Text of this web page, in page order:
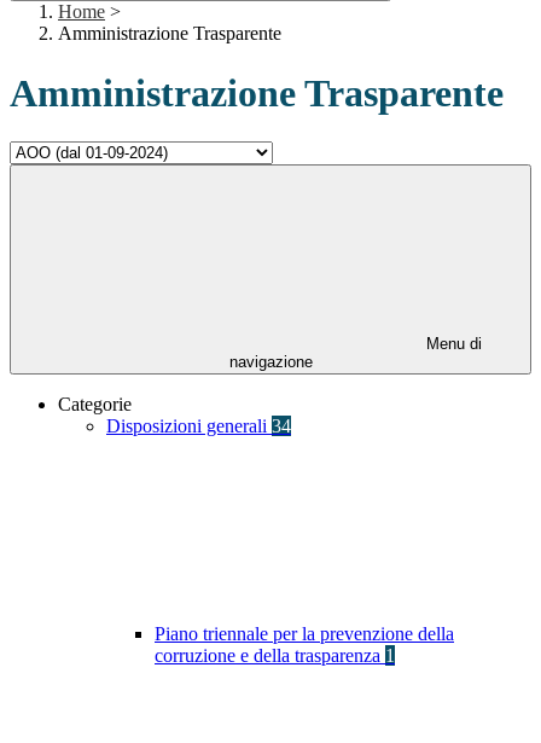
Home >
Amministrazione Trasparente
Amministrazione Trasparente
Menu di
navigazione
Categorie
Disposizioni generali 34
Piano triennale per la prevenzione della
corruzione e della trasparenza 1